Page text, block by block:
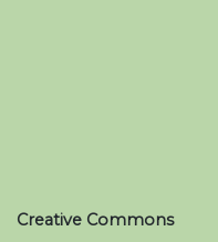
Creative Commons